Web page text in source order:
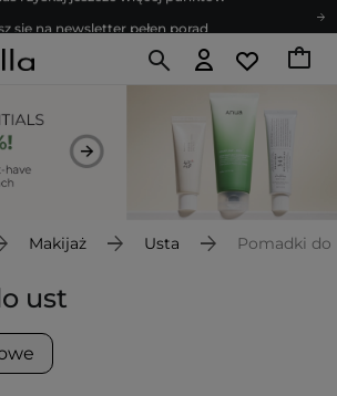
konsultacje kosmetologiczne
i zyskaj jeszcze więcej punktów
się na newsletter pełen porad
Makijaż Usta Pomadki do
ust